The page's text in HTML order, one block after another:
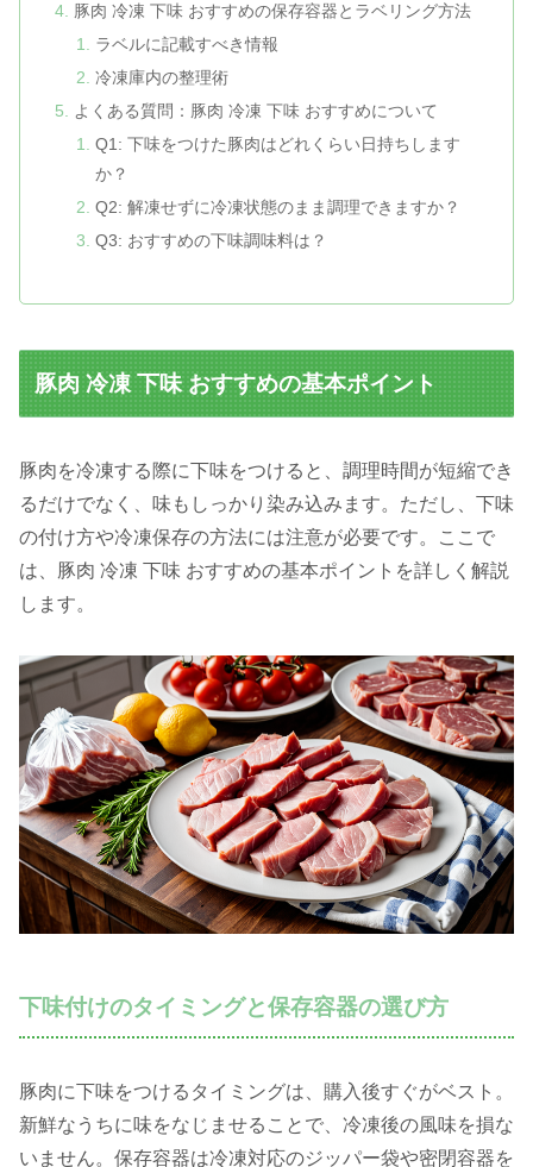
豚肉 冷凍 下味 おすすめの保存容器とラベリング方法
ラベルに記載すべき情報
冷凍庫内の整理術
よくある質問：豚肉 冷凍 下味 おすすめについて
Q1: 下味をつけた豚肉はどれくらい日持ちします
か？
Q2: 解凍せずに冷凍状態のまま調理できますか？
Q3: おすすめの下味調味料は？
豚肉 冷凍 下味 おすすめの基本ポイント
豚肉を冷凍する際に下味をつけると、調理時間が短縮でき
るだけでなく、味もしっかり染み込みます。ただし、下味
の付け方や冷凍保存の方法には注意が必要です。ここで
は、豚肉 冷凍 下味 おすすめの基本ポイントを詳しく解説
します。
下味付けのタイミングと保存容器の選び方
豚肉に下味をつけるタイミングは、購入後すぐがベスト。
新鮮なうちに味をなじませることで、冷凍後の風味を損な
いません。保存容器は冷凍対応のジッパー袋や密閉容器を